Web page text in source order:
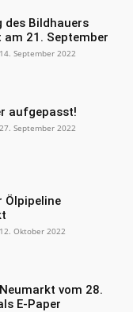
des Bildhauers
am 21. September
14. September 2022
aufgepasst!
27. September 2022
Ölpipeline
12. Oktober 2022
vom 28.
E-Paper